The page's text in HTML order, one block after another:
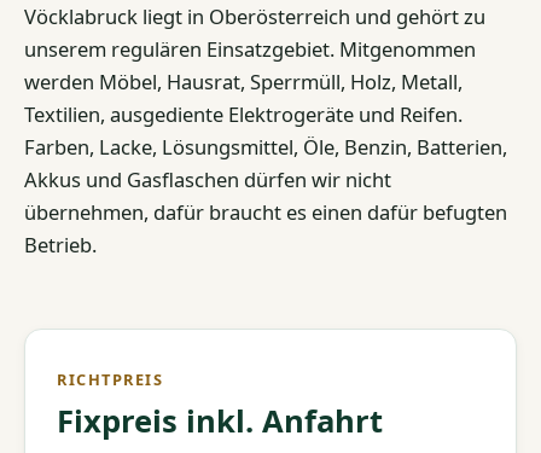
Vöcklabruck liegt in Oberösterreich und gehört zu
unserem regulären Einsatzgebiet. Mitgenommen
werden Möbel, Hausrat, Sperrmüll, Holz, Metall,
Textilien, ausgediente Elektrogeräte und Reifen.
Farben, Lacke, Lösungsmittel, Öle, Benzin, Batterien,
Akkus und Gasflaschen dürfen wir nicht
übernehmen, dafür braucht es einen dafür befugten
Betrieb.
RICHTPREIS
Fixpreis inkl. Anfahrt